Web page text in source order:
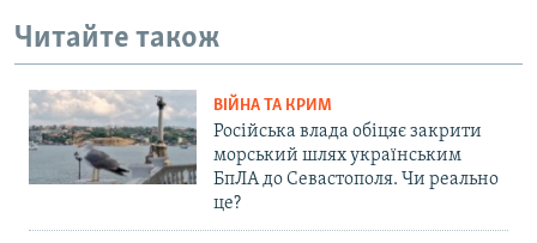
Читайте також
ВІЙНА ТА КРИМ
Російська влада обіцяє закрити
морський шлях українським
БпЛА до Севастополя. Чи реально
це?